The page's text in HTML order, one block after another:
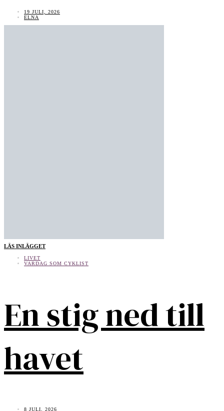
19 JULI, 2026
ELNA
LÄS INLÄGGET
LIVET
VARDAG SOM CYKLIST
En stig ned till
havet
8 JULI, 2026